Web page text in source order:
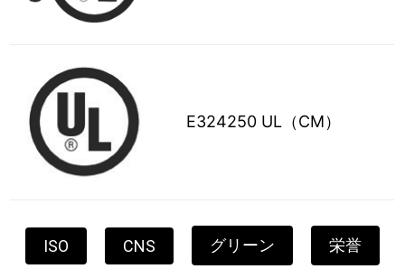
E324250 UL（CM）
ISO CNS グリーン 栄誉